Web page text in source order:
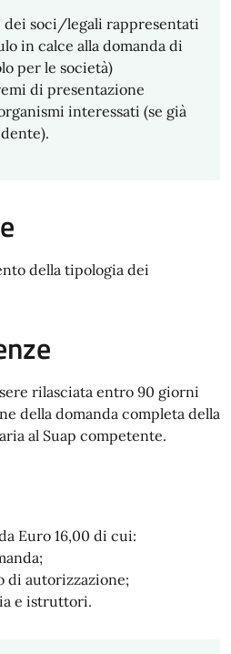
soci/legali rappresentati
in calce alla domanda di
per le società)
di presentazione
interessati (se già
della tipologia dei
rilasciata entro 90 giorni
della domanda completa della
al Suap competente.
Euro 16,00 di cui:
di autorizzazione;
e istruttori.